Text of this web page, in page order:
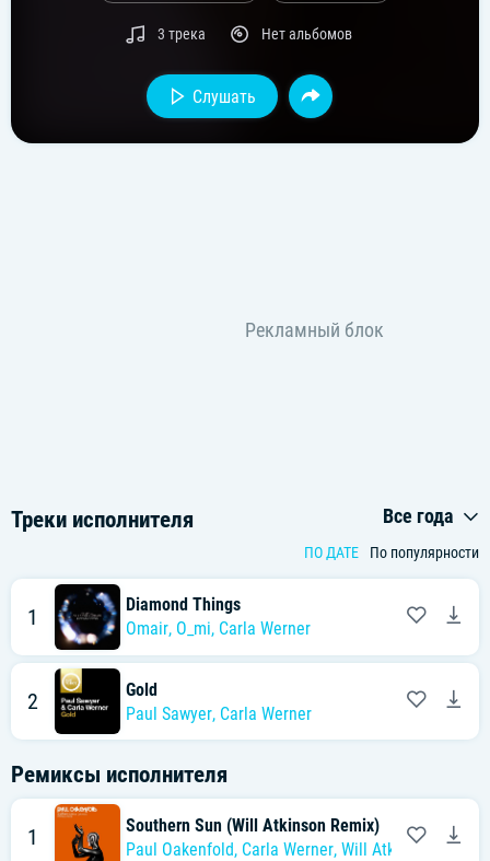
3 трека Нет альбомов
Слушать
Треки исполнителя Все года
ПО ДАТЕ По популярности
1
Diamond Things
Omair, O_mi, Carla Werner
2
Gold
Paul Sawyer, Carla Werner
Ремиксы исполнителя
1
Southern Sun (Will Atkinson Remix)
Paul Oakenfold, Carla Werner, Will Atkinson